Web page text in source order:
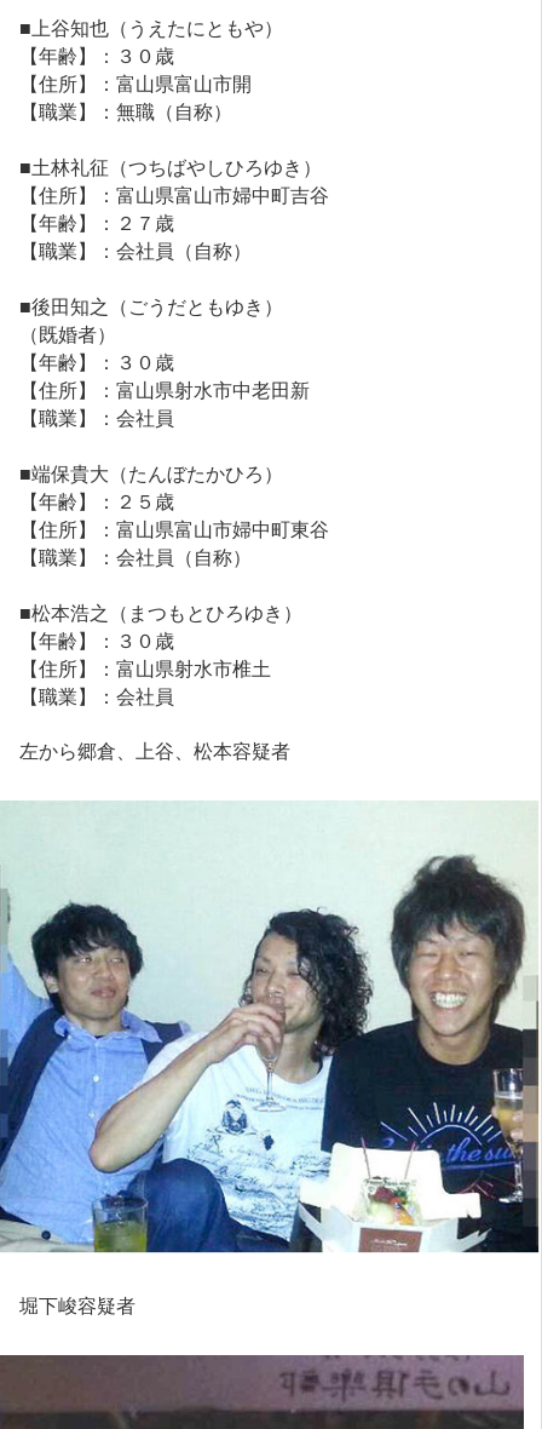
■上谷知也（うえたにともや）
【年齢】：３０歳
【住所】：富山県富山市開
【職業】：無職（自称）
■土林礼征（つちばやしひろゆき）
【住所】：富山県富山市婦中町吉谷
【年齢】：２７歳
【職業】：会社員（自称）
■後田知之（ごうだともゆき）
（既婚者）
【年齢】：３０歳
【住所】：富山県射水市中老田新
【職業】：会社員
■端保貴大（たんぼたかひろ）
【年齢】：２５歳
【住所】：富山県富山市婦中町東谷
【職業】：会社員（自称）
■松本浩之（まつもとひろゆき）
【年齢】：３０歳
【住所】：富山県射水市椎土
【職業】：会社員
左から郷倉、上谷、松本容疑者
堀下峻容疑者